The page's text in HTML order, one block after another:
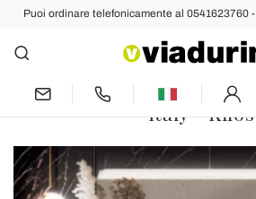
Puoi ordinare telefonicamente al 0541623760
Indietro
Composizione Bagno
Specchio e Lavabo in
Italy - Kilos